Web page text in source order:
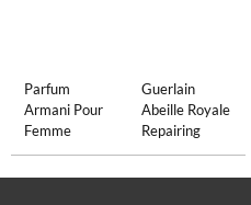
Parfum
Armani Pour
Femme
Guerlain
Abeille Royale
Repairing